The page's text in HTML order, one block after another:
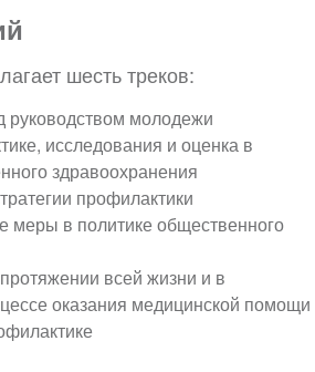
шесть треков:
руководством молодежи
исследования и оценка в
здравоохранения
профилактики
меры в политике общественного
всей жизни и в
оказания медицинской помощи